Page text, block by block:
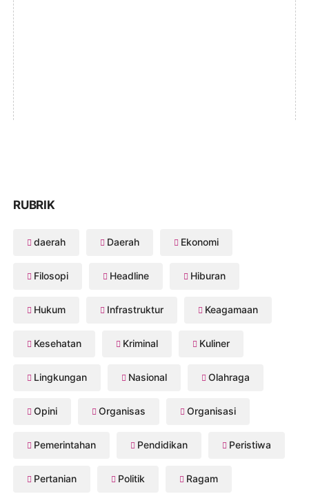
RUBRIK
daerah Daerah Ekonomi
Filosopi Headline Hiburan
Hukum Infrastruktur Keagamaan
Kesehatan Kriminal Kuliner
Lingkungan Nasional Olahraga
Opini Organisas Organisasi
Pemerintahan Pendidikan Peristiwa
Pertanian Politik Ragam